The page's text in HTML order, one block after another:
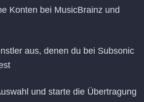
Konten bei MusicBrainz und
aus, denen du bei Subsonic
und starte die Übertragung